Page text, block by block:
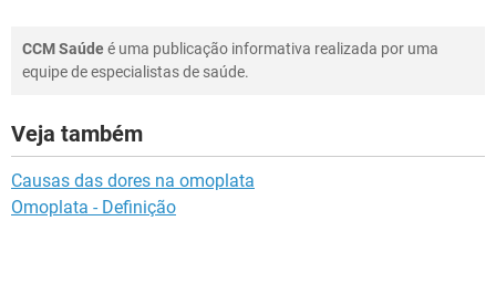
CCM Saúdeé uma publicação informativa realizada por uma
equipe de especialistas de saúde.
Veja também
Causas das dores na omoplata
Omoplata - Definição